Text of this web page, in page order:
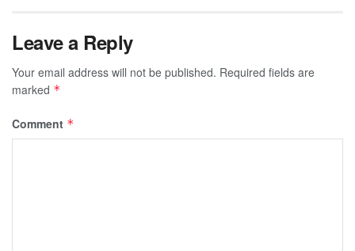
Leave a Reply
Your email address will not be published. Required fields are
marked *
Comment *